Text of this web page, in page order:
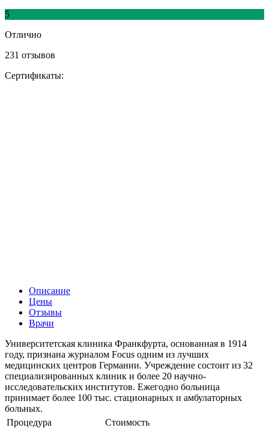
5
Отлично
231 отзывов
Сертификаты:
Описание
Цены
Отзывы
Врачи
Университетская клиника Франкфурта, основанная в 1914
году, признана журналом Focus одним из лучших
медицинских центров Германии. Учреждение состоит из 32
специализированных клиник и более 20 научно-
исследовательских институтов. Ежегодно больница
принимает более 100 тыс. стационарных и амбулаторных
больных.
Процедура
Стоимость